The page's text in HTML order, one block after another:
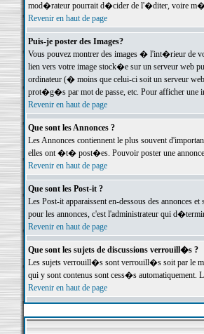
mod�rateur pourrait d�cider de l'�diter, voire
Revenir en haut de page
Puis-je poster des Images?
Vous pouvez montrer des images � l'int�rieur de
lien vers votre image stock�e sur un serveur web
ordinateur (� moins que celui-ci soit un serveur
prot�g�s par mot de passe, etc. Pour afficher
Revenir en haut de page
Que sont les Annonces ?
Les Annonces contiennent le plus souvent
elles ont �t� post�es. Pouvoir poster une
Revenir en haut de page
Que sont les Post-it ?
Les Post-it apparaissent en-dessous des annonces
pour les annonces, c'est l'administrateur qui
Revenir en haut de page
Que sont les sujets de discussions verrouill�s ?
Les sujets verrouill�s sont verrouill�s soit par le
qui y sont contenus sont cess�s
Revenir en haut de page